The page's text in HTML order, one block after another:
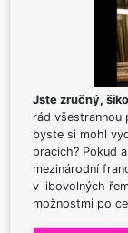
Jste zručný,
rád všestrannou
byste si mohl
pracích? Pokud
mezinárodní
v libovolných
možnostmi po